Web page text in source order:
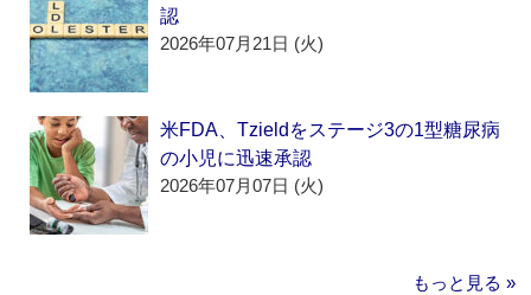
認
2026年07月21日 (火)
米FDA、Tzieldをステージ3の1型糖尿病
の小児に迅速承認
2026年07月07日 (火)
もっと見る »